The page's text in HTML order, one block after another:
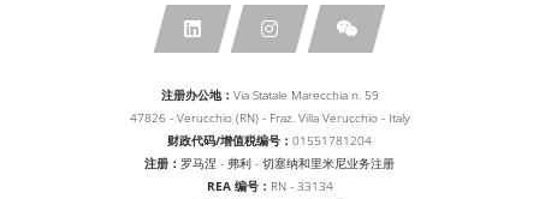
注册办公地： Via Statale Marecchia n. 59
47826 - Verucchio (RN) - Fraz. Villa Verucchio - Italy
财政代码/增值税编号： 01551781204
注册： 罗马涅 - 弗利 - 切塞纳和里米尼业务注册
REA 编号： RN - 33134